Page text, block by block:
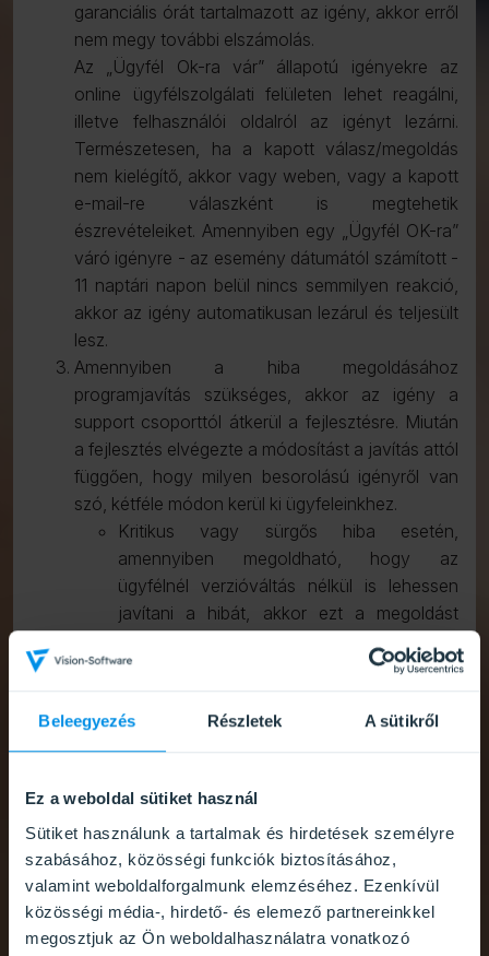
Beleegyezés Részletek A sütikről
Ez a weboldal sütiket használ
Sütiket használunk a tartalmak és hirdetések személyre
szabásához, közösségi funkciók biztosításához,
valamint weboldalforgalmunk elemzéséhez. Ezenkívül
közösségi média-, hirdető- és elemező partnereinkkel
megosztjuk az Ön weboldalhasználatra vonatkozó
garanciális órát tartalmazott az igény, akkor erről
nem megy további elszámolás.
Az „Ügyfél Ok-ra vár” állapotú igényekre az
online ügyfélszolgálati felületen lehet reagálni,
illetve felhasználói oldalról az igényt lezárni.
Természetesen, ha a kapott válasz/megoldás
nem kielégítő, akkor vagy weben, vagy a kapott
e-mail-re válaszként is megtehetik
észrevételeiket. Amennyiben egy „Ügyfél OK-ra”
váró igényre - az esemény dátumától számított -
11 naptári napon belül nincs semmilyen reakció,
akkor az igény automatikusan lezárul és teljesült
lesz.
Amennyiben a hiba megoldásához
programjavítás szükséges, akkor az igény a
support csoporttól átkerül a fejlesztésre. Miután
a fejlesztés elvégezte a módosítást a javítás attól
függően, hogy milyen besorolású igényről van
szó, kétféle módon kerül ki ügyfeleinkhez.
Kritikus vagy sürgős hiba esetén,
amennyiben megoldható, hogy az
ügyfélnél verzióváltás nélkül is lehessen
javítani a hibát, akkor ezt a megoldást
Minden partnerünknél be van állítva egy
automatikusan telepíti a legfrissebb
programváltozatot az adott verzión belül.
átáll „Ügyfél Ok-ra vár” állapotba és a
javítás elkészültéről szintén e-mailt küld a
rendszer.
Amennyiben a megoldás nem kritikus vagy
sürgős besorolású, illetve a megoldás
visszavezetése az ügyfél